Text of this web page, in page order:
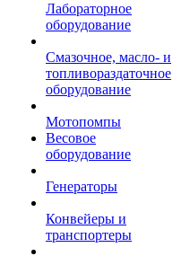
Лабораторное
оборудование
Смазочное, масло- и
топливораздаточное
оборудование
Мотопомпы
Весовое
оборудование
Генераторы
Конвейеры и
транспортеры